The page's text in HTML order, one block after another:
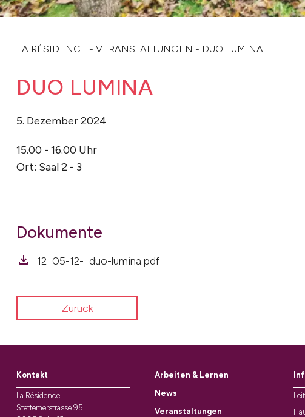
LA RÉSIDENCE - VERANSTALTUNGEN - DUO LUMINA
DUO LUMINA
5. Dezember 2024
15.00 - 16.00 Uhr
Ort: Saal 2 - 3
Dokumente
12_05-12-_duo-lumina.pdf
Zurück
Kontakt
La Résidence
Stettemerstrasse 95
Arbeiten & Lernen
News
Veranstaltungen